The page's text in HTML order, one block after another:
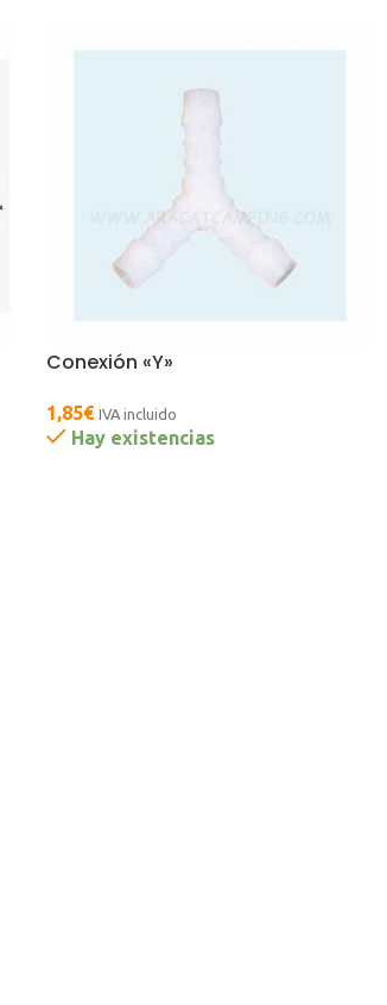
Conexión «Y»
1,85€ IVA incluido
Hay existencias